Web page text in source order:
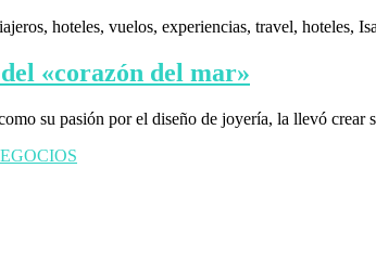
«corazón del mar»
su pasión por el diseño de joyería, la llevó crear